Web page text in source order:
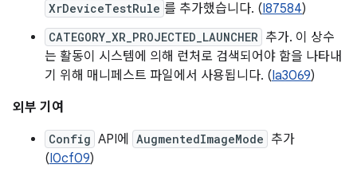
XrDeviceTestRule 를 추가했습니다. (I87584)
CATEGORY_XR_PROJECTED_LAUNCHER 추가. 이 상수
는 활동이 시스템에 의해 런처로 검색되어야 함을 나타내
기 위해 매니페스트 파일에서 사용됩니다. (Ia3069)
외부 기여
Config API에 AugmentedImageMode 추가
(I0cf09)